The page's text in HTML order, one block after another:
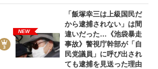
NEW
「飯塚幸三は上級国民だ
から逮捕されない」は間
違いだった…《池袋暴走
事故》警視庁幹部が「自
民党議員」に呼び出され
ても逮捕を見送った理由